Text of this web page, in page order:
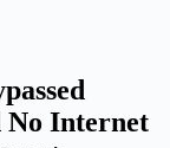
No Internet